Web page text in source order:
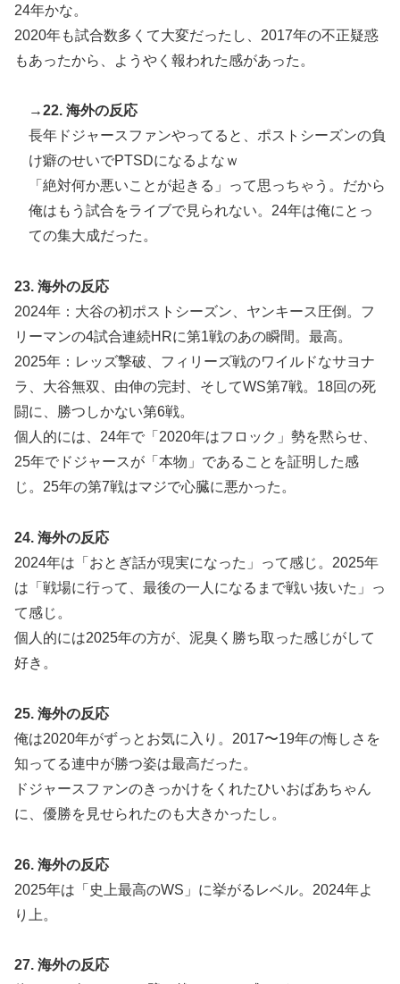
24年かな。
2020年も試合数多くて大変だったし、2017年の不正疑惑
もあったから、ようやく報われた感があった。
→22. 海外の反応
長年ドジャースファンやってると、ポストシーズンの負
け癖のせいでPTSDになるよなｗ
「絶対何か悪いことが起きる」って思っちゃう。だから
俺はもう試合をライブで見られない。24年は俺にとっ
ての集大成だった。
23. 海外の反応
2024年：大谷の初ポストシーズン、ヤンキース圧倒。フ
リーマンの4試合連続HRに第1戦のあの瞬間。最高。
2025年：レッズ撃破、フィリーズ戦のワイルドなサヨナ
ラ、大谷無双、由伸の完封、そしてWS第7戦。18回の死
闘に、勝つしかない第6戦。
個人的には、24年で「2020年はフロック」勢を黙らせ、
25年でドジャースが「本物」であることを証明した感
じ。25年の第7戦はマジで心臓に悪かった。
24. 海外の反応
2024年は「おとぎ話が現実になった」って感じ。2025年
は「戦場に行って、最後の一人になるまで戦い抜いた」っ
て感じ。
個人的には2025年の方が、泥臭く勝ち取った感じがして
好き。
25. 海外の反応
俺は2020年がずっとお気に入り。2017〜19年の悔しさを
知ってる連中が勝つ姿は最高だった。
ドジャースファンのきっかけをくれたひいおばあちゃん
に、優勝を見せられたのも大きかったし。
26. 海外の反応
2025年は「史上最高のWS」に挙がるレベル。2024年よ
り上。
27. 海外の反応